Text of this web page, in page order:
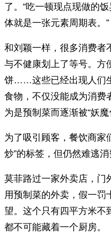
了。“吃一顿现点现做的
体就是一张元素周期表。”
和刘颖一样，很多消费者
与不健康划上了等号。方
饼……这些已经出现人们
食物，不仅没能成为消费
为是预制菜而逐渐被“妖魔
为了吸引顾客，餐饮商家
炒”的标签，但仍然难逃消
莫菲路过一家外卖店，门
用预制菜的外卖，假一罚
望。这个只有四平方米不
都不可能藏着一个厨房。